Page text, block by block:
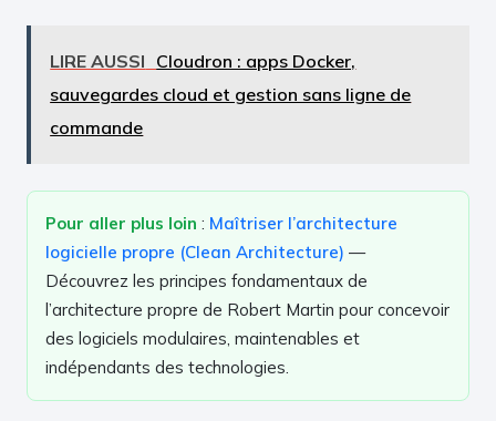
LIRE AUSSI Cloudron : apps Docker,
sauvegardes cloud et gestion sans ligne de
commande
Pour aller plus loin : Maîtriser l’architecture
logicielle propre (Clean Architecture) —
Découvrez les principes fondamentaux de
l’architecture propre de Robert Martin pour concevoir
des logiciels modulaires, maintenables et
indépendants des technologies.